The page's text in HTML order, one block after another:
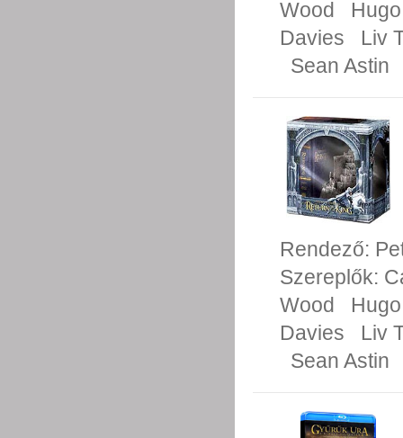
Wood
Davies
Liv
Sean Astin
Rendező:
Szereplők:
Wood
Davies
Liv
Sean Astin